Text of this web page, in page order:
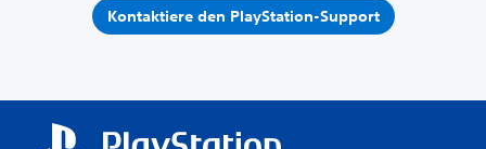
Kontaktiere den PlayStation-Support